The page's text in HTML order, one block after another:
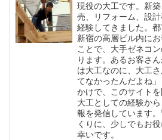
現役の大工です。新
売、リフォーム、設
経験してきました。都
新宿の高層ビル内に
ことで、大手ゼネコ
ります。あるお客さ
は大工なのに、大工
てなかったんだよね
かけで、このサイト
大工としての経験か
報を発信しています
くりに、少しでもお
幸いです。